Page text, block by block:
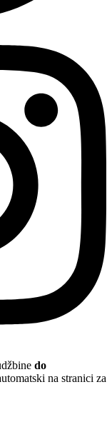
do
na stranici za